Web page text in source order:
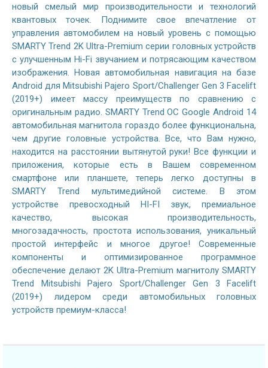
новый смелый мир производительности и технологий
квантовых точек. Поднимите свое впечатление от
управления автомобилем на новый уровень с помощью
SMARTY Trend 2K Ultra-Premium серии головных устройств
с улучшенным Hi-Fi звучанием и потрясающим качеством
изображения. Новая автомобильная навигация на базе
Android для Mitsubishi Pajero Sport/Challenger Gen 3 Facelift
(2019+) имеет массу преимуществ по сравнению с
оригинальным радио. SMARTY Trend ОС Google Android 14
автомобильная магнитола гораздо более функциональна,
чем другие головные устройства. Все, что Вам нужно,
находится на расстоянии вытянутой руки! Все функции и
приложения, которые есть в Вашем современном
смартфоне или планшете, теперь легко доступны в
SMARTY Trend мультимедийной системе. В этом
устройстве превосходный HI-FI звук, премиальное
качество, высокая производительность,
многозадачность, простота использования, уникальный
простой интерфейс и многое другое! Современные
компоненты и оптимизированное программное
обеспечение делают 2K Ultra-Premium магнитолу SMARTY
Trend Mitsubishi Pajero Sport/Challenger Gen 3 Facelift
(2019+) лидером среди автомобильных головных
устройств премиум-класса!